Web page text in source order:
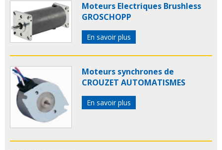
Moteurs Electriques Brushless
GROSCHOPP
En savoir plus
Moteurs synchrones de
CROUZET AUTOMATISMES
En savoir plus